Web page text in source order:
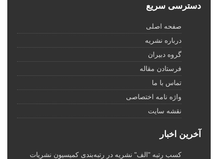
دسترسی سریع
صفحه اصلی
درباره نشریه
گروه دبیران
فرستادن مقاله
تماس با ما
واژه نامه اختصاصی
نقشه سایت
آخرین اخبار
کسب رتبه "الف" نشریه در رتبه‌بندی کمیسیون نشریات